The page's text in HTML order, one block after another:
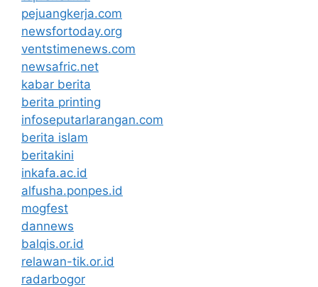
pejuangkerja.com
newsfortoday.org
ventstimenews.com
newsafric.net
kabar berita
berita printing
infoseputarlarangan.com
berita islam
beritakini
inkafa.ac.id
alfusha.ponpes.id
mogfest
dannews
balqis.or.id
relawan-tik.or.id
radarbogor